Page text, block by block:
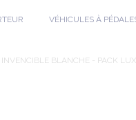
VÉHICULES À
BLANCHE - PACK